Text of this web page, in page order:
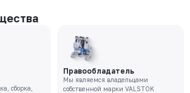
сборка,
Правообладатель
Мы являемся владельцами
собственной марки VALSTOK